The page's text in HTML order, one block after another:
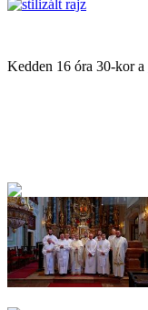
Kedden 16 óra 30-kor a